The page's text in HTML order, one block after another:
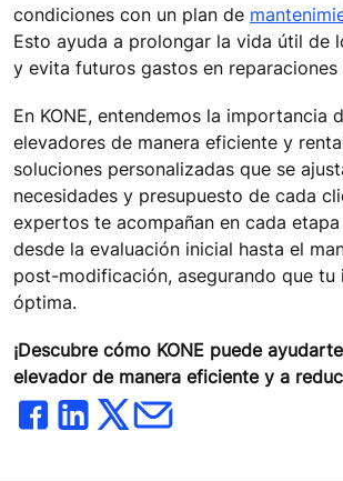
condiciones con un plan de
Esto ayuda a prolongar la vida útil de
y evita futuros gastos en reparaciones
En KONE, entendemos la importancia
elevadores de manera eficiente y
soluciones personalizadas que se
necesidades y presupuesto de cada
expertos te acompañan en cada
desde la evaluación inicial hasta el
post-modificación, asegurando que tu
óptima.
¡Descubre cómo KONE puede
elevador de manera eficiente y a